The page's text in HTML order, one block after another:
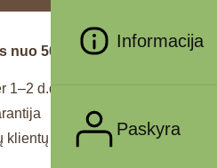
Informacija
Paskyra
nuo 50€
1–2 d.d.
klientų